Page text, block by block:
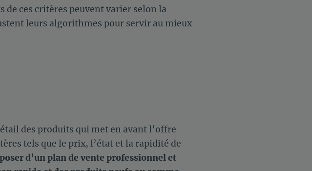
de ces critères peuvent varier selon la
leurs algorithmes pour servir au mieux
des produits qui met en avant l’offre
tels que le prix, l’état et la rapidité de
d’un plan de vente professionnel et